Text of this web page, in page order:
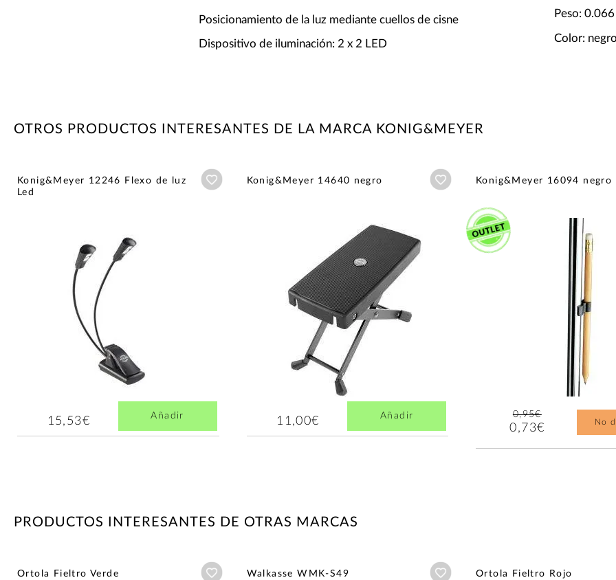
Posicionamiento de la luz mediante cuellos de cisne
Dispositivo de iluminación: 2 x 2 LED
Peso:
Color: negro
OTROS PRODUCTOS INTERESANTES DE LA MARCA KONIG&MEYER
Konig&Meyer 12246 Flexo de luz
Led
Añadir a wishlist
15,53€ Añadir
Konig&Meyer 14640 negro Añadir a wishlist
11,00€ Añadir
Konig&Meyer 16094 negro
0,95€
0,73€ No
PRODUCTOS INTERESANTES DE OTRAS MARCAS
Ortola Fieltro Verde Añadir a wishlist
Walkasse WMK-S49 Añadir a wishlist
Ortola Fieltro Rojo